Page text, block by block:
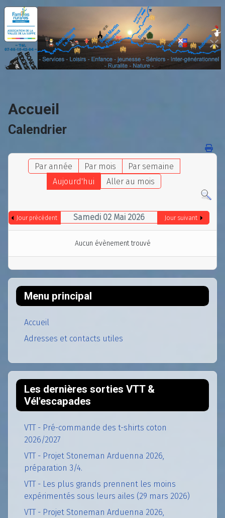
Accueil
Calendrier
Par année Par mois
Par semaine
Aujourd'hui
Aller au mois
Jour précédent Samedi 02 Mai 2026 Jour suivant
Aucun évènement trouvé
Menu principal
Accueil
Adresses et contacts utiles
Les dernières sorties VTT &
Vél'escapades
VTT - Pré-commande des t-shirts coton
2026/2027
VTT - Projet Stoneman Arduenna 2026,
préparation 3/4.
VTT - Les plus grands prennent les moins
expérimentés sous leurs ailes (29 mars 2026)
VTT - Projet Stoneman Arduenna 2026,